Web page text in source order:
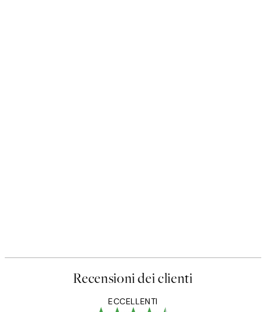
Recensioni dei clienti
ECCELLENTI